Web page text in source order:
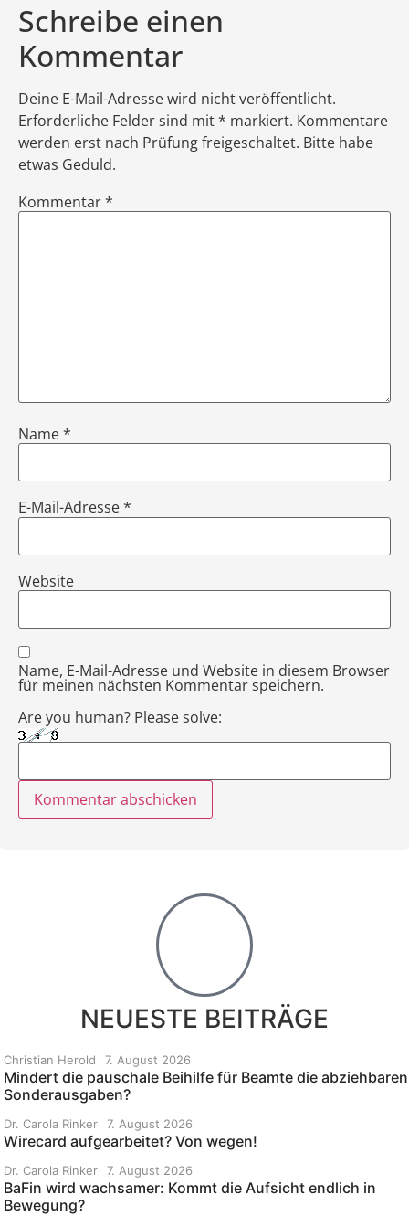
Schreibe einen
Kommentar
Deine E-Mail-Adresse wird nicht veröffentlicht.
Erforderliche Felder sind mit * markiert. Kommentare
werden erst nach Prüfung freigeschaltet. Bitte habe
etwas Geduld.
Kommentar*
Name*
E-Mail-Adresse*
Website
Name, E-Mail-Adresse und Website in diesem Browser
für meinen nächsten Kommentar speichern.
Are you human? Please solve:
NEUESTE BEITRÄGE
Christian Herold 7. August 2026
Mindert die pauschale Beihilfe für Beamte die abziehbaren
Sonderausgaben?
Dr. Carola Rinker 7. August 2026
Wirecard aufgearbeitet? Von wegen!
Dr. Carola Rinker 7. August 2026
BaFin wird wachsamer: Kommt die Aufsicht endlich in
Bewegung?